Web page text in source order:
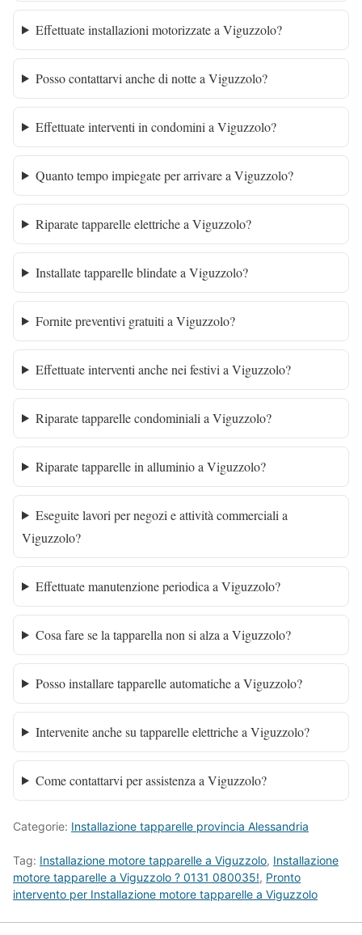
Effettuate installazioni motorizzate a Viguzzolo?
Posso contattarvi anche di notte a Viguzzolo?
Effettuate interventi in condomini a Viguzzolo?
Quanto tempo impiegate per arrivare a Viguzzolo?
Riparate tapparelle elettriche a Viguzzolo?
Installate tapparelle blindate a Viguzzolo?
Fornite preventivi gratuiti a Viguzzolo?
Effettuate interventi anche nei festivi a Viguzzolo?
Riparate tapparelle condominiali a Viguzzolo?
Riparate tapparelle in alluminio a Viguzzolo?
Eseguite lavori per negozi e attività commerciali a
Viguzzolo?
Effettuate manutenzione periodica a Viguzzolo?
Cosa fare se la tapparella non si alza a Viguzzolo?
Posso installare tapparelle automatiche a Viguzzolo?
Intervenite anche su tapparelle elettriche a Viguzzolo?
Come contattarvi per assistenza a Viguzzolo?
Categorie: Installazione tapparelle provincia Alessandria
Tag: Installazione motore tapparelle a Viguzzolo, Installazione
motore tapparelle a Viguzzolo ? 0131 080035!, Pronto
intervento per Installazione motore tapparelle a Viguzzolo